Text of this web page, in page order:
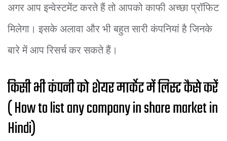
अगर आप इन्वेस्टमेंट करते हैं तो आपको काफी अच्छा प्रॉफिट
मिलेगा। इसके अलावा और भी बहुत सारी कंपनियां है जिनके
बारे में आप रिसर्च कर सकते हैं।
किसी भी कंपनी को शेयर मार्केट में लिस्ट कैसे करें
( How to list any company in share market in
Hindi)